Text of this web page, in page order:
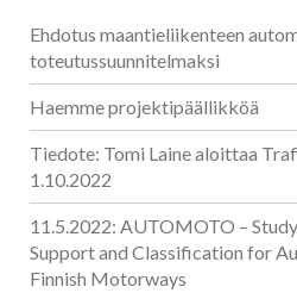
Ehdotus maantieliikenteen
toteutussuunnitelmaksi
Haemme projektipäällikköä
Tiedote: Tomi Laine aloittaa
1.10.2022
11.5.2022: AUTOMOTO –
Support and Classification for
Finnish Motorways